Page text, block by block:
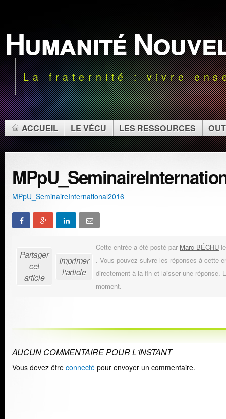
Humanité
La fraternité : vivre
ACCUEIL LE VÉCU LES RESSOURCES
MPpU_SeminaireInternational2016
Partager
cet
article
Imprimer
l'article
Cette entrée a été posté par Marc BÉCHU
. Vous pouvez suivre les réponses à cette
directement à la fin et laisser une réponse.
moment.
AUCUN COMMENTAIRE POUR L'INSTANT
Vous devez être connecté pour envoyer un commentaire.